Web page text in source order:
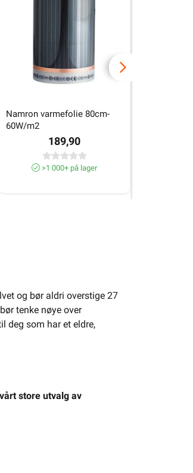
Namron varmefolie 80cm-
60W/m2
189,90
>1 000+ på lager
og bør aldri overstige 27
tenke nøye over
deg som har et eldre,
store utvalg av